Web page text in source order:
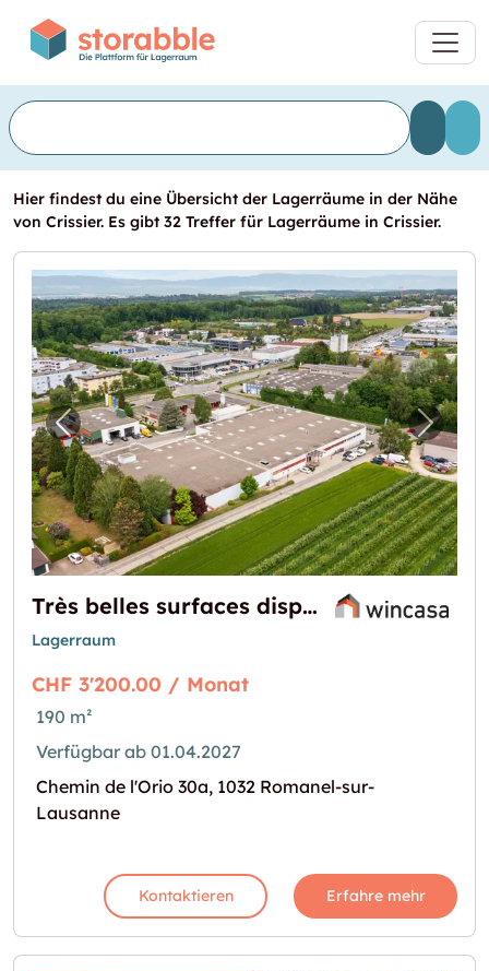
Hier findest du eine Übersicht der Lagerräume in der Nähe
von Crissier. Es gibt 32 Treffer für Lagerräume in Crissier.
Vorheriges Bild für "Très belles surfaces
Très belles surfaces disponibles au printemps 2027
Lagerraum
CHF 3'200.00 / Monat
190 m²
Verfügbar ab 01.04.2027
Chemin de l'Orio 30a, 1032 Romanel-sur-
Lausanne
Kontaktieren Erfahre mehr